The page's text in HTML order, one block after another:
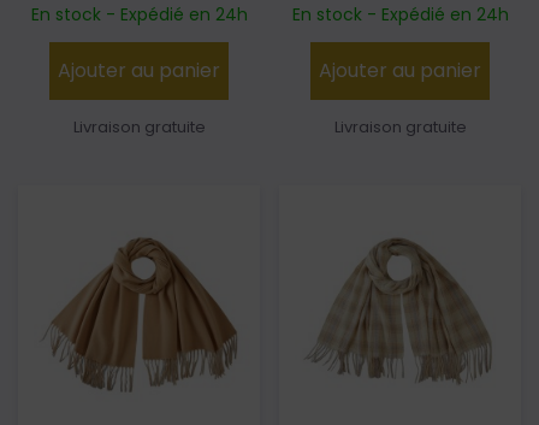
En stock - Expédié en 24h
Ajouter au panier
Livraison gratuite
En stock - Expédié en 24h
Ajouter au panier
Livraison gratuite